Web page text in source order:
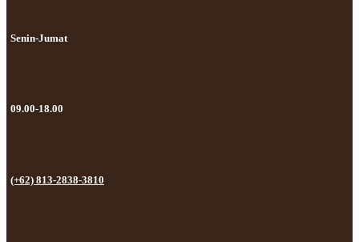
Senin-Jumat
09.00-18.00
(+62) 813-2838-3810